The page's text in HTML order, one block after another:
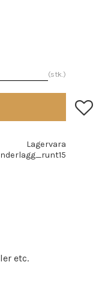
stk.
Lagervara
etc.